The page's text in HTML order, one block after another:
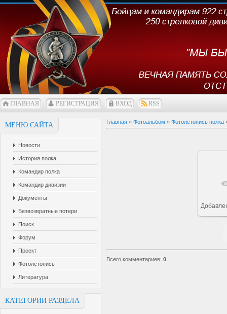
ГЛАВНАЯ РЕГИСТРАЦИЯ ВХОД RSS
МЕНЮ САЙТА
Новости
История полка
Командир полка
Командир дивизии
Документы
Безвозвратные потери
Поиск
Форум
Проект
Фотолетопись
Литература
КАТЕГОРИИ РАЗДЕЛА
Главная » Фотоальбом » Фотолетопись полка
Всего комментариев: 0